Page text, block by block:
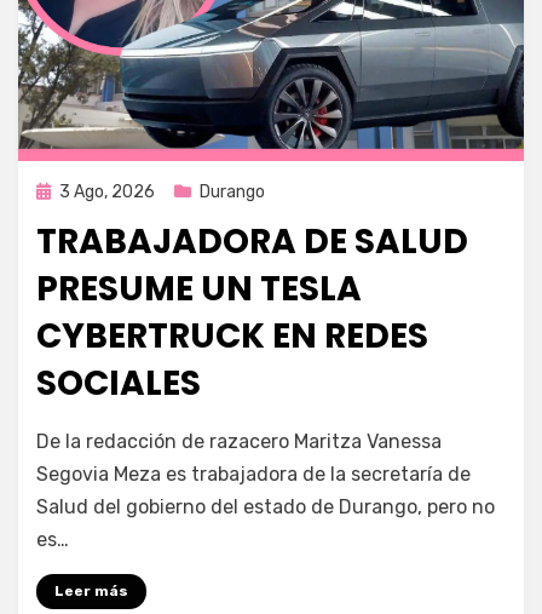
Publicada
3 Ago, 2026 Durango
TRABAJADORA DE SALUD
PRESUME UN TESLA
CYBERTRUCK EN REDES
SOCIALES
por Fernando Miranda Servín
De la redacción de razacero Maritza Vanessa
Segovia Meza es trabajadora de la secretaría de
Salud del gobierno del estado de Durango, pero no
es…
Leer más